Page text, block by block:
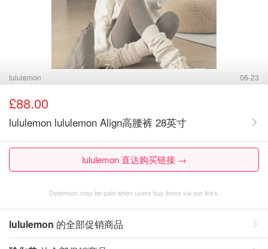
lululemon 06-23
£88.00
lululemon lululemon Align高腰裤 28英寸
lululemon 直达购买链接 →
Dealmoon may be paid when users buy items via our links.
lululemon 的全部促销商品